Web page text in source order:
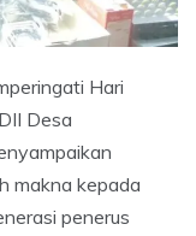
Hari
Desa
makna kepada
penerus